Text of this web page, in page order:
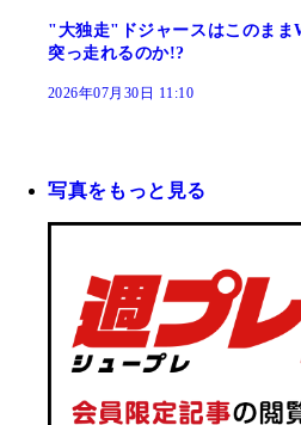
"大独走"ドジャースはこのまま
突っ走れるのか!?
2026年07月30日 11:10
写真をもっと見る